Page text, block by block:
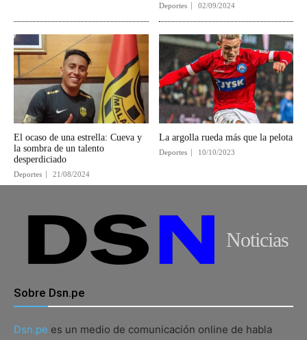
Deportes 02/09/2024
El ocaso de una estrella: Cueva y
la sombra de un talento
desperdiciado
Deportes 21/08/2024
La argolla rueda más que la pelota
Deportes 10/10/2023
Noticias
Sobre Dsn.pe
Dsn.pe es un medio de comunicación online de habla